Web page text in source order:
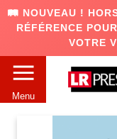
🛤️ NOUVEAU !
RÉFÉRENCE
VOTRE
Menu